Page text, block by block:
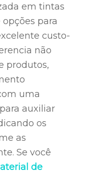
em tintas
para
custo-
não
produtos,
uma
auxiliar
os
as
Se você
de